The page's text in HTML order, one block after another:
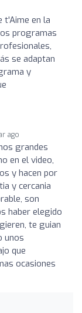
t'Aime en la
programas
se adaptan
y
ago
grandes
en el video,
y hacen por
y cercania
son
haber elegido
te guian
unos
que
ocasiones